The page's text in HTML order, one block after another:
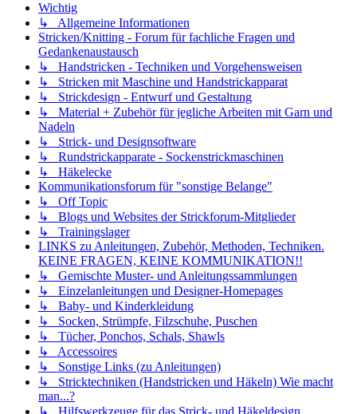
Wichtig
↳ Allgemeine Informationen
Stricken/Knitting - Forum für fachliche Fragen und
Gedankenaustausch
↳ Handstricken - Techniken und Vorgehensweisen
↳ Stricken mit Maschine und Handstrickapparat
↳ Strickdesign - Entwurf und Gestaltung
↳ Material + Zubehör für jegliche Arbeiten mit Garn und
Nadeln
↳ Strick- und Designsoftware
↳ Rundstrickapparate - Sockenstrickmaschinen
↳ Häkelecke
Kommunikationsforum für "sonstige Belange"
↳ Off Topic
↳ Blogs und Websites der Strickforum-Mitglieder
↳ Trainingslager
LINKS zu Anleitungen, Zubehör, Methoden, Techniken.
KEINE FRAGEN, KEINE KOMMUNIKATION!!
↳ Gemischte Muster- und Anleitungssammlungen
↳ Einzelanleitungen und Designer-Homepages
↳ Baby- und Kinderkleidung
↳ Socken, Strümpfe, Filzschuhe, Puschen
↳ Tücher, Ponchos, Schals, Shawls
↳ Accessoires
↳ Sonstige Links (zu Anleitungen)
↳ Stricktechniken (Handstricken und Häkeln) Wie macht
man...?